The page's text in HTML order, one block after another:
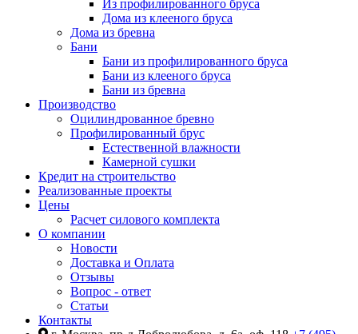
Из профилированного бруса
Дома из клееного бруса
Дома из бревна
Бани
Бани из профилированного бруса
Бани из клееного бруса
Бани из бревна
Производство
Оцилиндрованное бревно
Профилированный брус
Естественной влажности
Камерной сушки
Кредит на строительство
Реализованные проекты
Цены
Расчет силового комплекта
О компании
Новости
Доставка и Оплата
Отзывы
Вопрос - ответ
Статьи
Контакты